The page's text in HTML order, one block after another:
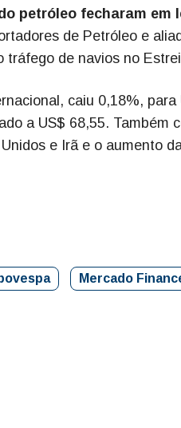
petróleo fecharam em
de Petróleo e
tráfego de navios no
caiu 0,18%,
a US$ 68,55. Também
e Irã e o aumento
Ibovespa Mercado